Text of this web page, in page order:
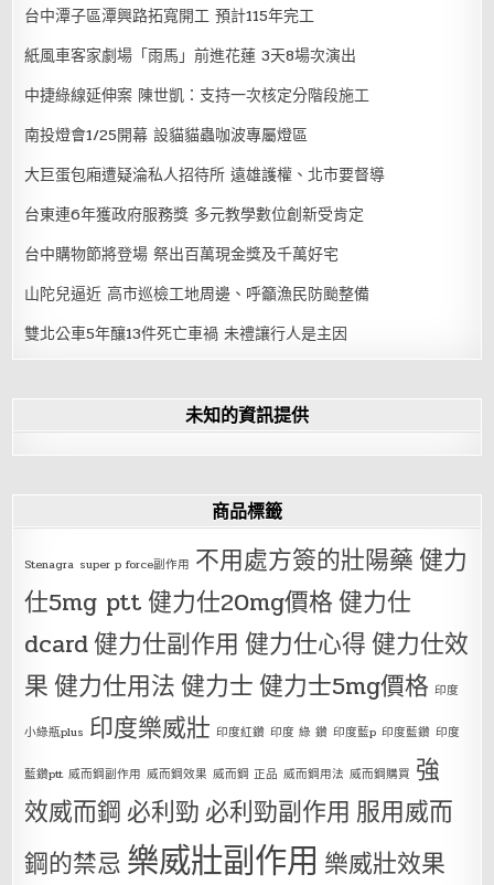
台中潭子區潭興路拓寬開工 預計115年完工
紙風車客家劇場「雨馬」前進花蓮 3天8場次演出
中捷綠線延伸案 陳世凱：支持一次核定分階段施工
南投燈會1/25開幕 設貓貓蟲咖波專屬燈區
大巨蛋包廂遭疑淪私人招待所 遠雄護權、北市要督導
台東連6年獲政府服務獎 多元教學數位創新受肯定
台中購物節將登場 祭出百萬現金獎及千萬好宅
山陀兒逼近 高市巡檢工地周邊、呼籲漁民防颱整備
雙北公車5年釀13件死亡車禍 未禮讓行人是主因
未知的資訊提供
商品標籤
Stenagra super p force副作用 不用處方簽的壯陽藥健力
仕5mg ptt健力仕20mg價格健力仕
dcard健力仕副作用 健力仕心得健力仕效
果健力仕用法健力士健力士5mg價格 印度
小綠瓶plus 印度樂威壯 印度紅鑽 印度 綠 鑽 印度藍p 印度藍鑽 印度
藍鑽ptt 威而鋼副作用 威而鋼效果 威而鋼 正品 威而鋼用法 威而鋼購買 強
效威而鋼 必利勁 必利勁副作用 服用威而
鋼的禁忌 樂威壯副作用 樂威壯效果